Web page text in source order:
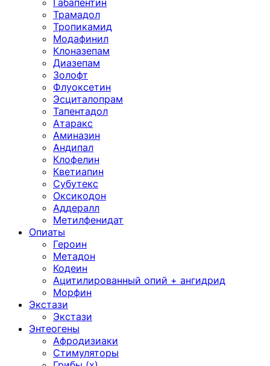
Габапентин
Трамадол
Тропикамид
Модафинил
Клоназепам
Диазепам
Золофт
Флуоксетин
Эсциталопрам
Тапентадол
Атаракс
Аминазин
Андипал
Клофелин
Кветиапин
Субутекс
Оксикодон
Аддералл
Метилфенидат
Опиаты
Героин
Метадон
Кодеин
Ацитилированный опий + ангидрид
Морфин
Экстази
Экстази
Энтеогены
Афродизиаки
Стимуляторы